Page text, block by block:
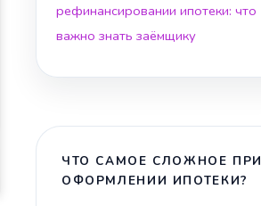
рефинансировании ипотеки: что
важно знать заёмщику
ЧТО САМОЕ СЛОЖНОЕ ПРИ
ОФОРМЛЕНИИ ИПОТЕКИ?